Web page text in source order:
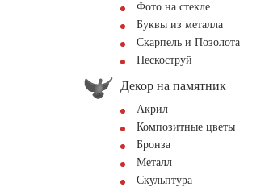
Фото на стекле
Буквы из металла
Скарпель и Позолота
Пескоструй
Декор на памятник
Акрил
Композитные цветы
Бронза
Металл
Скульптура